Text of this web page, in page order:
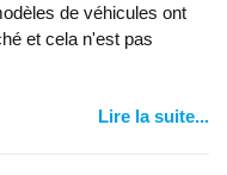
de véhicules ont
et cela n'est pas
Lire la suite...